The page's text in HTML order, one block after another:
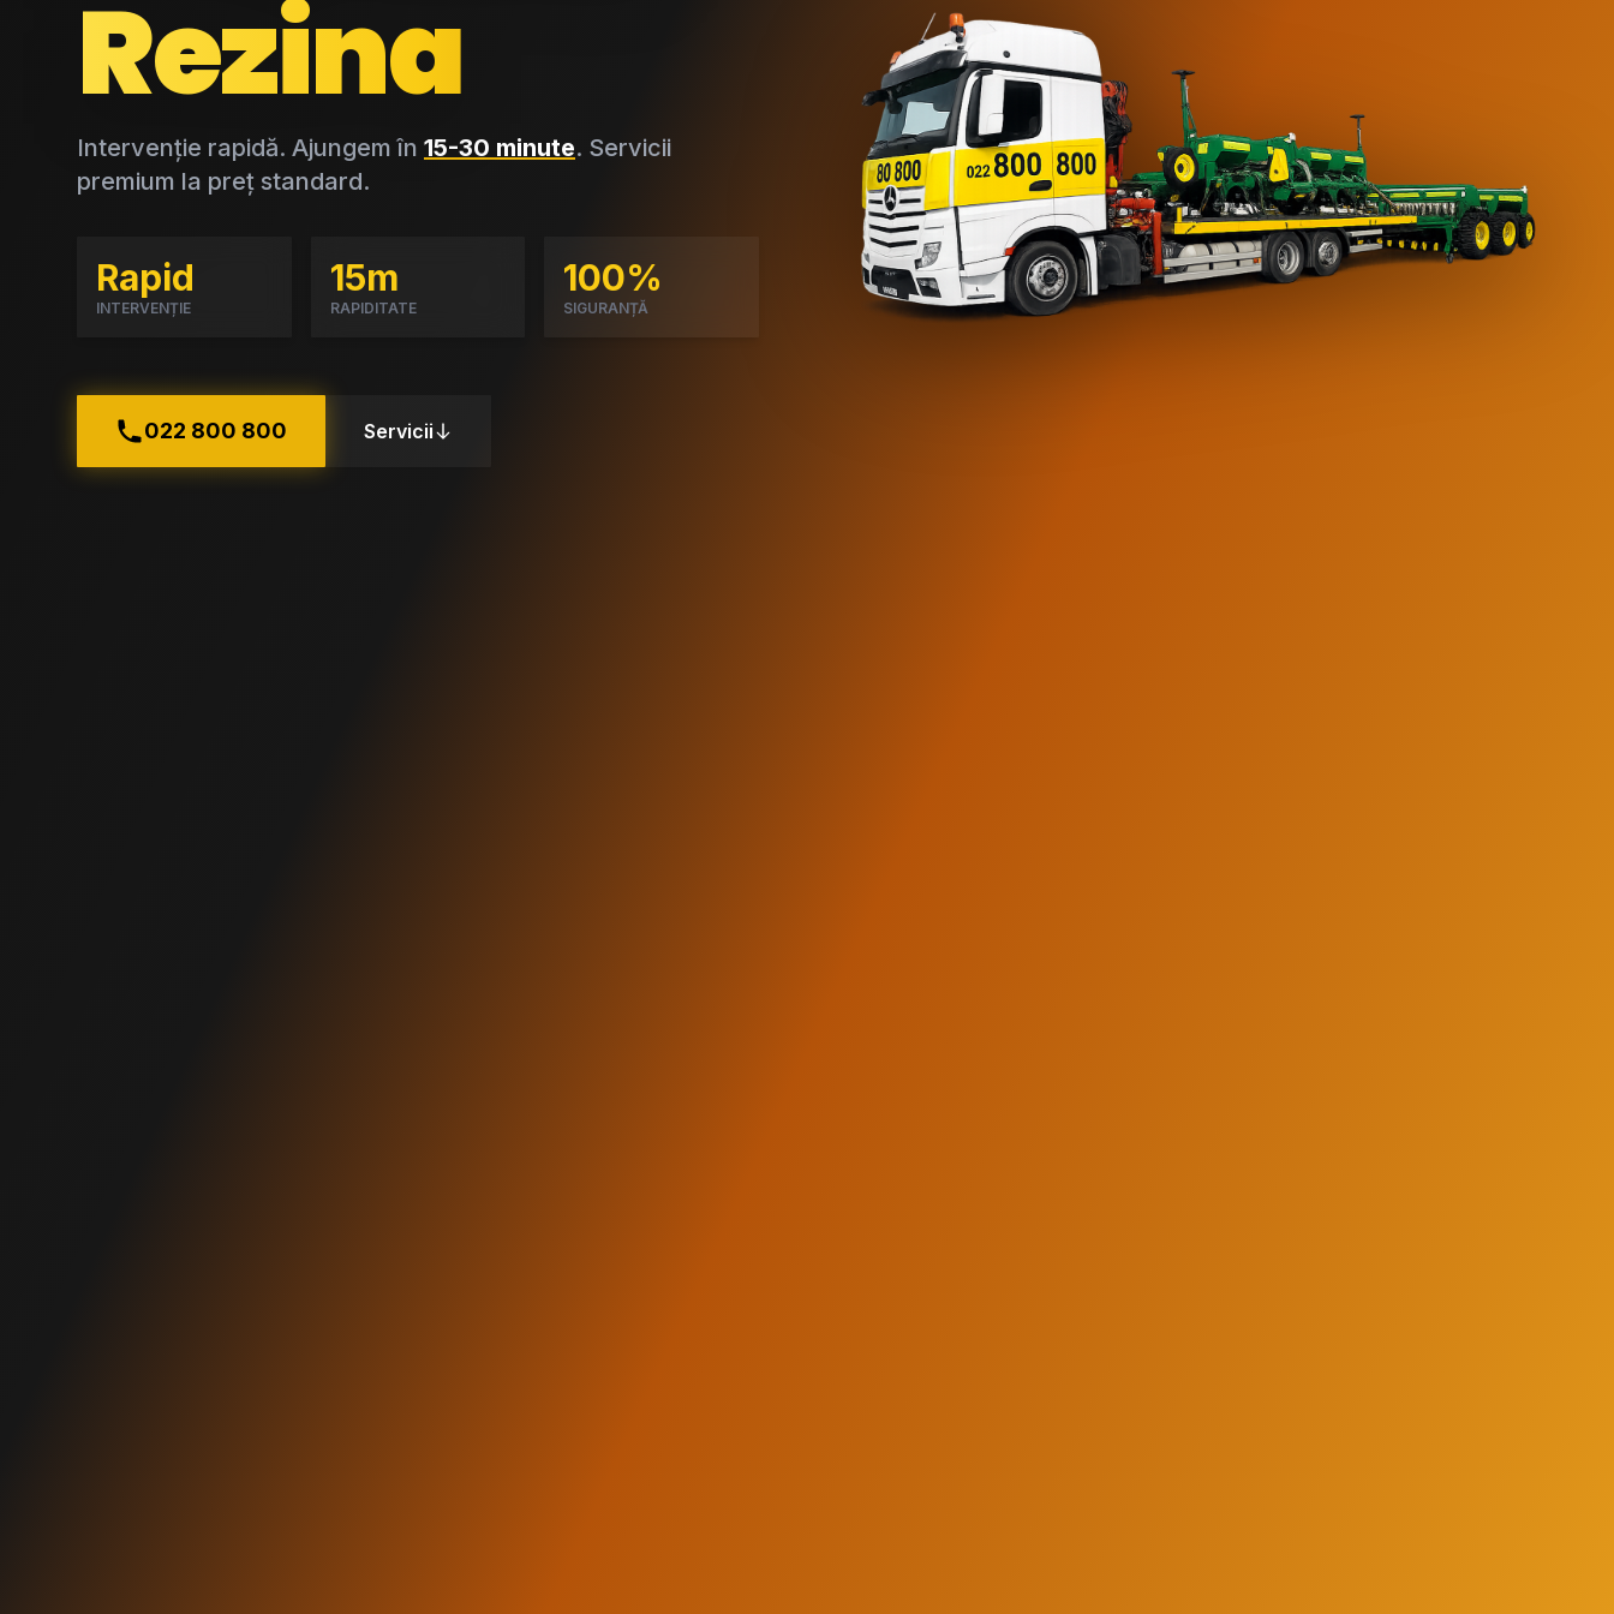
Rezina
Intervenție rapidă. Ajungem în 15-30 minute. Servicii
premium la preț standard.
Rapid
INTERVENȚIE
15m
RAPIDITATE
100%
SIGURANȚĂ
022 800 800 Servicii